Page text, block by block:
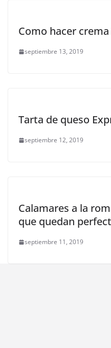
Como hacer
septiembre 13, 2019
Tarta de queso
septiembre 12, 2019
Calamares a la
que quedan
septiembre 11, 2019